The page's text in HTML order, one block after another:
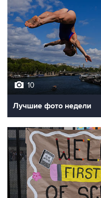
10
Лучшие фото недели